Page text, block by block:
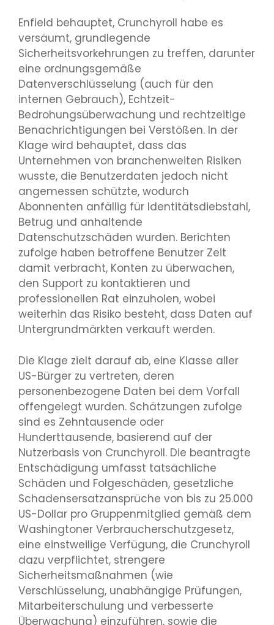
Enfield behauptet, Crunchyroll habe es
versäumt, grundlegende
Sicherheitsvorkehrungen zu treffen, darunter
eine ordnungsgemäße
Datenverschlüsselung (auch für den
internen Gebrauch), Echtzeit-
Bedrohungsüberwachung und rechtzeitige
Benachrichtigungen bei Verstößen. In der
Klage wird behauptet, dass das
Unternehmen von branchenweiten Risiken
wusste, die Benutzerdaten jedoch nicht
angemessen schützte, wodurch
Abonnenten anfällig für Identitätsdiebstahl,
Betrug und anhaltende
Datenschutzschäden wurden. Berichten
zufolge haben betroffene Benutzer Zeit
damit verbracht, Konten zu überwachen,
den Support zu kontaktieren und
professionellen Rat einzuholen, wobei
weiterhin das Risiko besteht, dass Daten auf
Untergrundmärkten verkauft werden.
Die Klage zielt darauf ab, eine Klasse aller
US-Bürger zu vertreten, deren
personenbezogene Daten bei dem Vorfall
offengelegt wurden. Schätzungen zufolge
sind es Zehntausende oder
Hunderttausende, basierend auf der
Nutzerbasis von Crunchyroll. Die beantragte
Entschädigung umfasst tatsächliche
Schäden und Folgeschäden, gesetzliche
Schadensersatzansprüche von bis zu 25.000
US-Dollar pro Gruppenmitglied gemäß dem
Washingtoner Verbraucherschutzgesetz,
eine einstweilige Verfügung, die Crunchyroll
dazu verpflichtet, strengere
Sicherheitsmaßnahmen (wie
Verschlüsselung, unabhängige Prüfungen,
Mitarbeiterschulung und verbesserte
Überwachung) einzuführen, sowie die